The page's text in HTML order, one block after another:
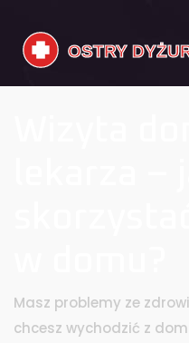
Masz problemy ze
chcesz wychodzić z